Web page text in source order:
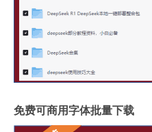
免费可商用字体批量下载